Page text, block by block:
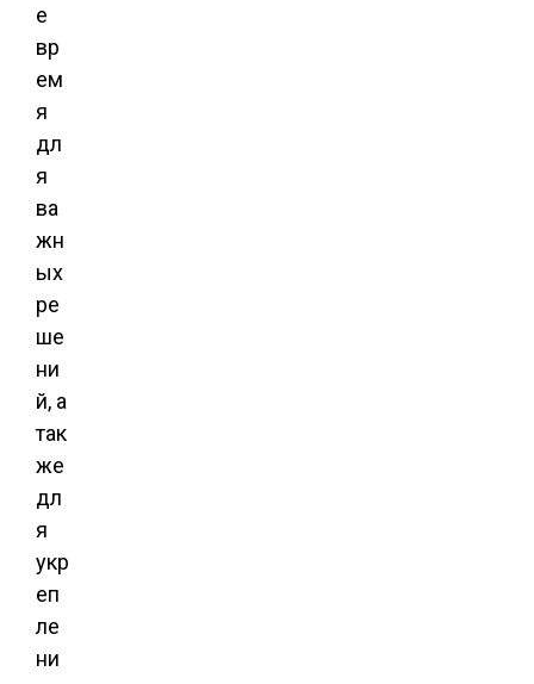
е
вр
ем
я
дл
я
ва
жн
ых
ре
ше
ни
й, а
так
же
дл
я
укр
еп
ле
ни